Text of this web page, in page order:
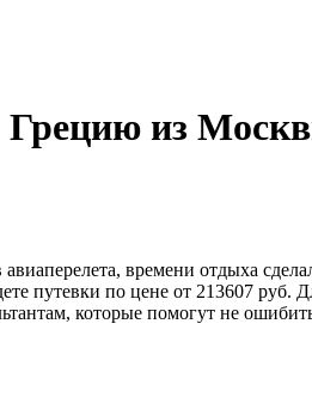
Грецию из
времени отдыха
путевки по цене от 213607
которые помогут не